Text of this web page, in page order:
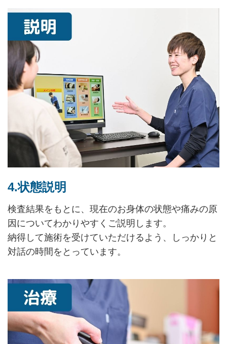
4.状態説明
検査結果をもとに、現在のお身体の状態や痛みの原
因についてわかりやすくご説明します。
納得して施術を受けていただけるよう、しっかりと
対話の時間をとっています。